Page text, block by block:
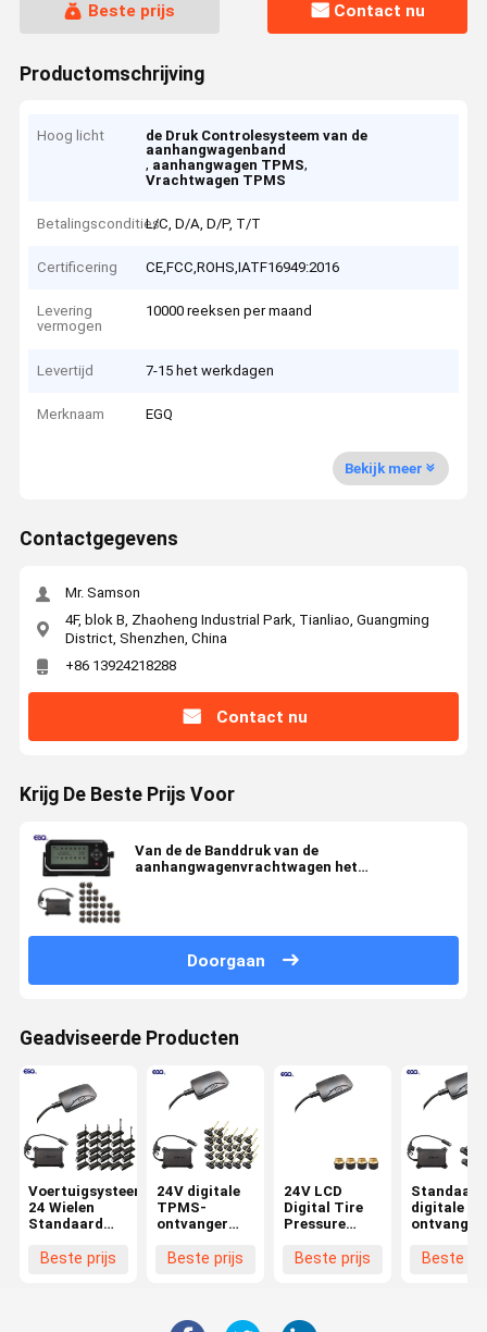
Beste prijs Contact nu
Productomschrijving
Hoog licht
de Druk Controlesysteem van de
aanhangwagenband
, aanhangwagen TPMS,
Vrachtwagen TPMS
BetalingsconditiesL/C, D/A, D/P, T/T
Certificering CE,FCC,ROHS,IATF16949:2016
Levering
vermogen
10000 reeksen per maand
Levertijd 7-15 het werkdagen
Merknaam EGQ
Bekijk meer
Contactgegevens
Mr. Samson
4F, blok B, Zhaoheng Industrial Park, Tianliao, Guangming
District, Shenzhen, China
+86 13924218288
Contact nu
Krijg De Beste Prijs Voor
Van de de Banddruk van de
aanhangwagenvrachtwagen het
Doorgaan
Geadviseerde Producten
Voertuigsysteemintegratie
24 Wielen
Standaard
232 Digitale
Beste prijs
24V digitale
TPMS-
ontvanger
vrachtwagens
Beste prijs
24V LCD
Digital Tire
Pressure
Truck TPMS
Beste prijs
Standaard
digitale
ontvanger
wieltruck
Beste